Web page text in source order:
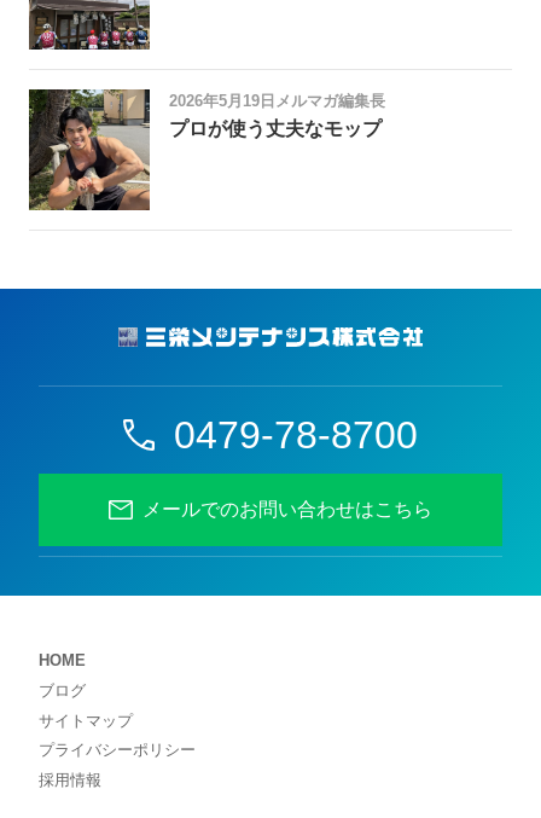
2026年5月19日 メルマガ編集長
プロが使う丈夫なモップ
0479-78-8700
メールでのお問い合わせはこちら
HOME
ブログ
サイトマップ
プライバシーポリシー
採用情報